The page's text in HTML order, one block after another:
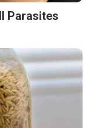
Parasites